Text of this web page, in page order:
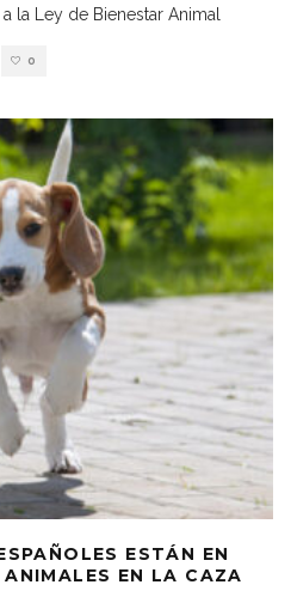
la Ley de Bienestar Animal
0
ESTÁN EN
EN LA CAZA